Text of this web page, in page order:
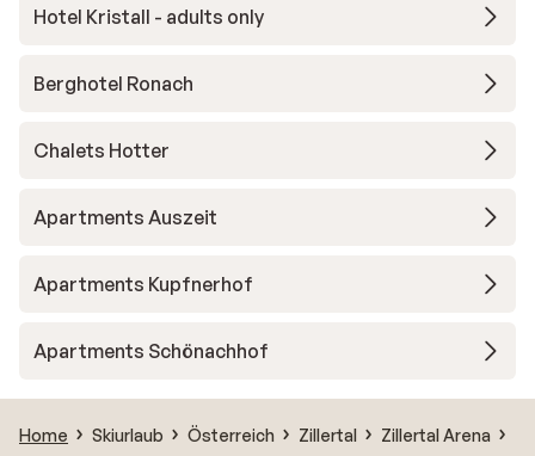
Hotel Kristall - adults only
Berghotel Ronach
Chalets Hotter
Apartments Auszeit
Apartments Kupfnerhof
Apartments Schönachhof
Home Skiurlaub Österreich Zillertal
Zillertal Arena